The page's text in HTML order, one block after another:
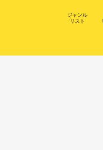
ジャンル
リスト